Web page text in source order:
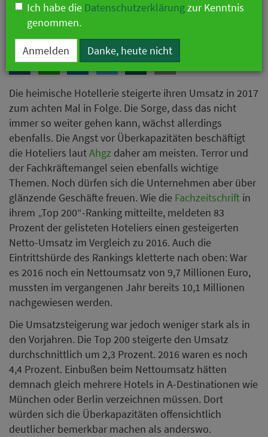
Die heimische Hotellerie steigerte ihren Umsatz in 2017
zum achten Mal in Folge. Die Sorge, dass das nicht
immer so weiter gehen kann, wächst allerdings
ebenfalls. Die Angst vor Überkapazitäten beschäftigt
die Hoteliers lautAhgz daher am meisten. Terror und
der Fachkräftemangel seien ebenfalls wichtige
Themen. Noch dürfen sich die Unternehmen aber über
glänzende Geschäfte freuen. Wie die Fachzeitschrift in
ihrem „Top 200“-Ranking mitteilte, meldeten 83
Prozent der gelisteten Hoteliers einen gesteigerten
Netto-Umsatz im Vergleich zu 2016. Auch die
Eintrittshürde des Rankings kletterte nach oben: War
es 2016 noch ein Nettoumsatz von 9,7 Millionen Euro,
mussten im vergangenen Jahr bereits 10,1 Millionen
nachgewiesen werden.
Die Umsatzsteigerung war jedoch weniger stark als in
den Vorjahren. Die Top 200 steigerte den Umsatz
durchschnittlich um 2,3 Prozent. 2016 waren es noch
4,4 Prozent. Einbußen beim Nettoumsatz hätten
demnach gleich mehrere Hotels in A-Destinationen wie
München oder Berlin verzeichnen müssen. Dort
würden sich die Überkapazitäten offensichtlich
deutlicher bemerkbar machen als anderswo.
Ich habe die Datenschutzerklärungzur Kenntnis
genommen.
Anmelden Danke, heute nicht